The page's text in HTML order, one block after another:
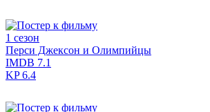
1 сезон
Перси Джексон и Олимпийцы
IMDB 7.1
KP6.4